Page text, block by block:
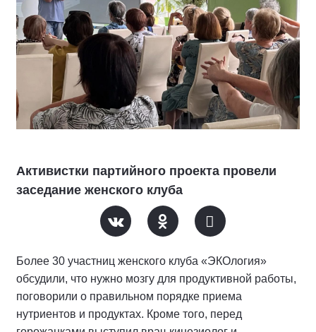
Активистки партийного проекта провели
заседание женского клуба
Более 30 участниц женского клуба «ЭКОлогия»
обсудили, что нужно мозгу для продуктивной работы,
поговорили о правильном порядке приема
нутриентов и продуктах. Кроме того, перед